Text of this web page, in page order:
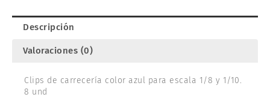
cantidad
Descripción
Valoraciones (0)
Clips de carrecería color azul para escala 1/8 y 1/10.
8 und